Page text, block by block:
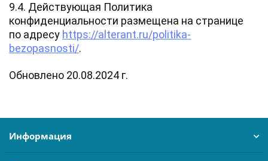
9.4. Действующая Политика
конфиденциальности размещена на странице
по адресу https://alterant.ru/politika-
bezopasnosti/.
Обновлено 20.08.2024 г.
Информация